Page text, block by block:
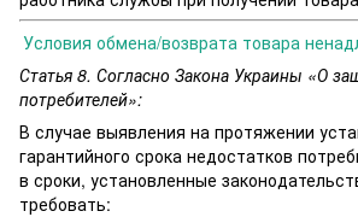
Условия обмена/возврата товара
Статья 8. Согласно Закона Украины «О
потребителей»:
В случае выявления на протяжении
гарантийного срока недостатков
в сроки, установленные
требовать: